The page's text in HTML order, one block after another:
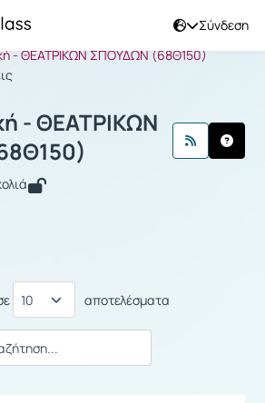
Σύνδεση
- ΘΕΑΤΡΙΚΩΝ ΣΠΟΥΔΩΝ (68Θ150)
-
- ΘΕΑΤΡΙΚΩΝ
αποτελέσματα